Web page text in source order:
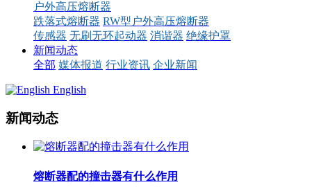
户外高压熔断器
跌落式熔断器 RW型户外高压熔断器
传感器 无刷无环起动器 消谐器 绝缘护罩
新闻动态
全部 媒体报道 行业资讯 企业新闻
English
新闻动态
熔断器配的撞击器有什么作用